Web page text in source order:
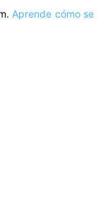
Aprende cómo se